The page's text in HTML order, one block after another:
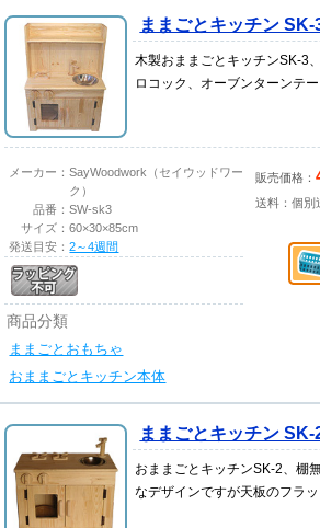
ままごとキッチン SK-
木製おままごとキッチンSK-3
ロコック、オーブンターンテ
メーカー：SayWoodwork（セイウッドワー
ク）
品番：SW-sk3
サイズ：60×30×85cm
発送目安：2～4週間
商品分類
ままごとおもちゃ
おままごとキッチン本体
販売価格：
送料：個別
ままごとキッチン SK-
おままごとキッチンSK-2、棚
なデザインですが天板のフラ